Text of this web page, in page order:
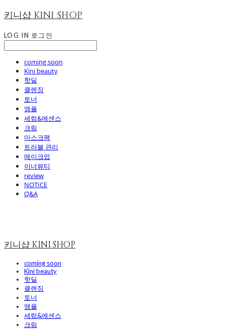
키니샵 KINI SHOP
LOG IN 로그인
coming soon
Kini beauty
핫딜
클렌징
토너
앰플
세럼&에센스
크림
마스크팩
트러블 관리
메이크업
이너뷰티
review
NOTICE
Q&A
키니샵 KINI SHOP
coming soon
Kini beauty
핫딜
클렌징
토너
앰플
세럼&에센스
크림